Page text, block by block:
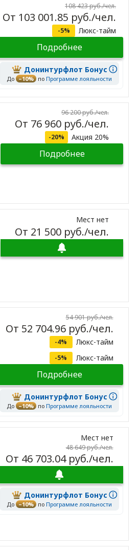
108 423 руб./чел.
От 103 001.85 руб./чел.
-5% Люкс-тайм
Подробнее
Донинтурфлот Бонус
До –10% по Программе лояльности
96 200 руб./чел.
От 76 960 руб./чел.
-20% Акция 20%
Подробнее
Мест нет
От 21 500 руб./чел.
54 901 руб./чел.
От 52 704.96 руб./чел.
-4% Люкс-тайм
-5% Люкс-тайм
Подробнее
Донинтурфлот Бонус
До –10% по Программе лояльности
Мест нет
48 649 руб./чел.
От 46 703.04 руб./чел.
Донинтурфлот Бонус
До –10% по Программе лояльности